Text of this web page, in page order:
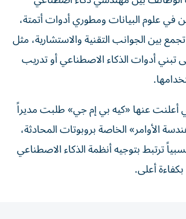
علوم البيانات ومطوري أدوات أتمتة،
بين الجوانب التقنية والاستشارية، مثل
تبني أدوات الذكاء الاصطناعي أو تدريب
أعلنت عنها «كيه بي إم جي» طلبت مديراً
الأوامر» الخاصة بروبوتات المحادثة،
ترتبط بتوجيه أنظمة الذكاء الاصطناعي
أعلى.